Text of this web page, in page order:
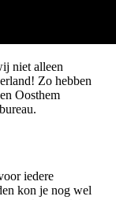
niet alleen
Zo hebben
Oosthem
iedere
kon je nog wel